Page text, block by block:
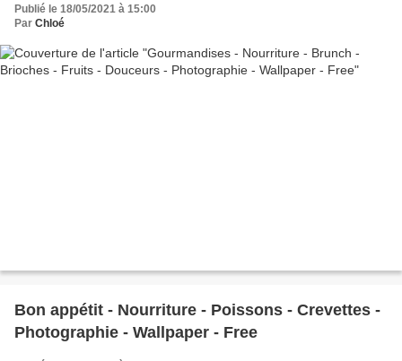
Publié le 18/05/2021 à 15:00
Par Chloé
Bon appétit - Nourriture - Poissons - Crevettes -
Photographie - Wallpaper - Free